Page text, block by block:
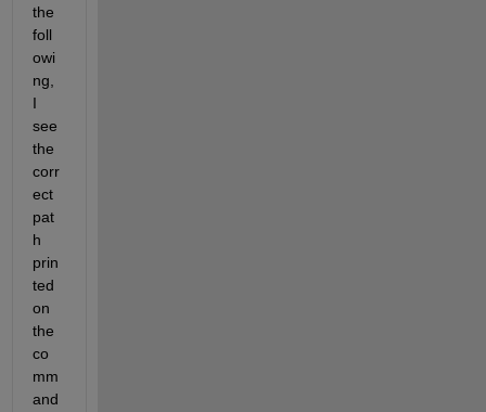
the
foll
owi
ng,
I
see
the
corr
ect
pat
h
prin
ted
on
the
co
mm
and